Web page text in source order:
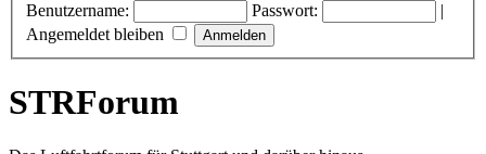
Benutzername: Passwort:
|
Angemeldet bleiben
STRForum